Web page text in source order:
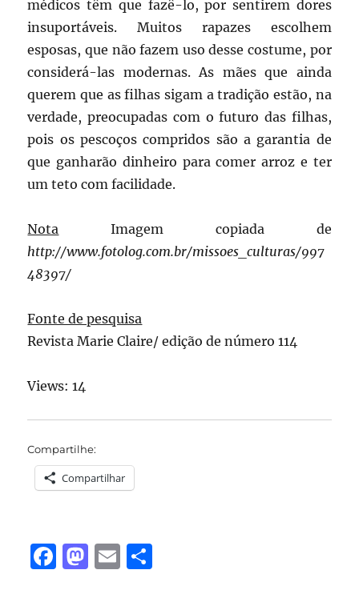
médicos têm que fazê-lo, por sentirem dores
insuportáveis. Muitos rapazes escolhem
esposas, que não fazem uso desse costume, por
considerá-las modernas. As mães que ainda
querem que as filhas sigam a tradição estão, na
verdade, preocupadas com o futuro das filhas,
pois os pescoços compridos são a garantia de
que ganharão dinheiro para comer arroz e ter
um teto com facilidade.
Nota Imagem copiada de
http://www.fotolog.com.br/missoes_culturas/997
48397/
Fonte de pesquisa
Revista Marie Claire/ edição de número 114
Views: 14
Compartilhe:
Compartilhar
F
M E